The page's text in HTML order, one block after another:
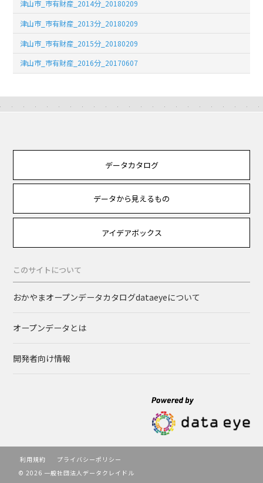
津山市_市有財産_2014分_20180209
津山市_市有財産_2013分_20180209
津山市_市有財産_2015分_20180209
津山市_市有財産_2016分_20170607
データカタログ
データから見えるもの
アイデアボックス
このサイトについて
おかやまオープンデータカタログdataeyeについて
オープンデータとは
開発者向け情報
利用規約
プライバシーポリシー
© 2026 一般社団法人データクレイドル